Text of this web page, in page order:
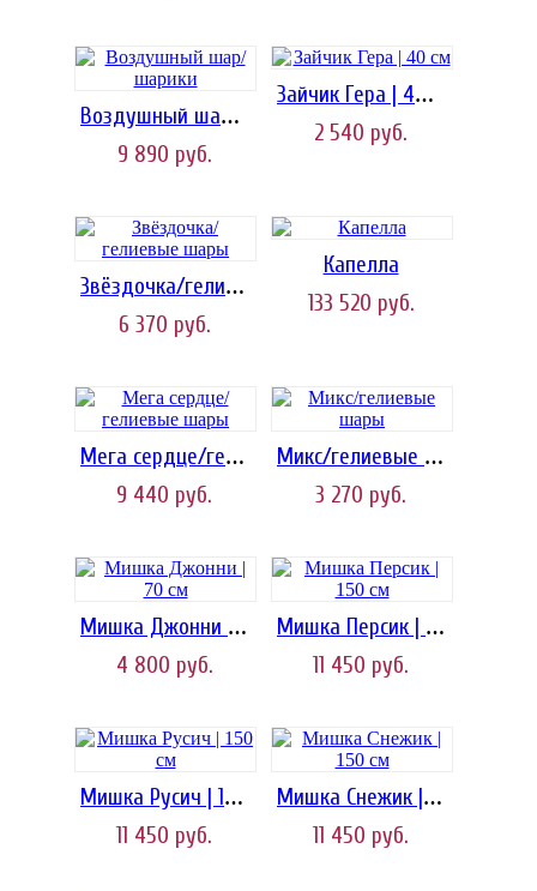
Воздушный шар/шарики
9 890 руб.
Зайчик Гера | 40 см
2 540 руб.
Звёздочка/гелиевые шары
6 370 руб.
Капелла
133 520 руб.
Мега сердце/гелиевые шары
9 440 руб.
Микс/гелиевые шары
3 270 руб.
Мишка Джонни | 70 см
4 800 руб.
Мишка Персик | 150 cм
11 450 руб.
Мишка Русич | 150 см
11 450 руб.
Мишка Снежик | 150 см
11 450 руб.